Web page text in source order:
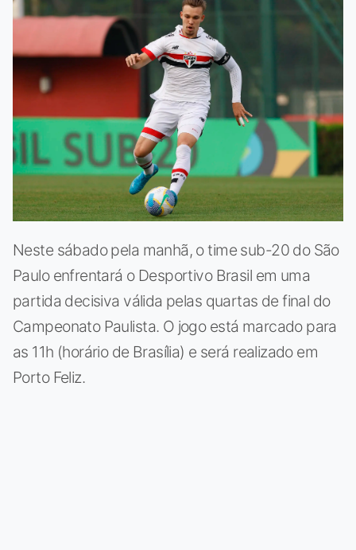
Neste sábado pela manhã, o time sub-20 do São
Paulo enfrentará o Desportivo Brasil em uma
partida decisiva válida pelas quartas de final do
Campeonato Paulista. O jogo está marcado para
as 11h (horário de Brasília) e será realizado em
Porto Feliz.